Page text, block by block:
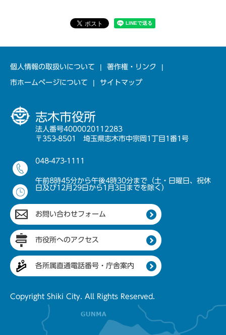
個人情報の取扱いについて 著作権・リンク
市ホームページについて サイトマップ
志木市役所
法人番号4000020112283
〒353-8501 埼玉県志木市中宗岡1丁目1番1号
048-473-1111
午前8時45分から午後4時30分まで（土・日曜日、祝休
日及び12月29日から1月3日までを除く）
お問い合わせフォーム
市役所へのアクセス
各所属直通電話番号・庁舎案内
Copyright Shiki City. All Rights Reserved.